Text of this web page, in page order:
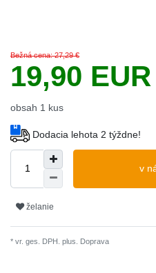
Bežná cena: 27,29 €
19,90 EUR
obsah 1 kus
Dodacia lehota 2 týždne!
v
želanie
* vr. ges. DPH. plus. Doprava